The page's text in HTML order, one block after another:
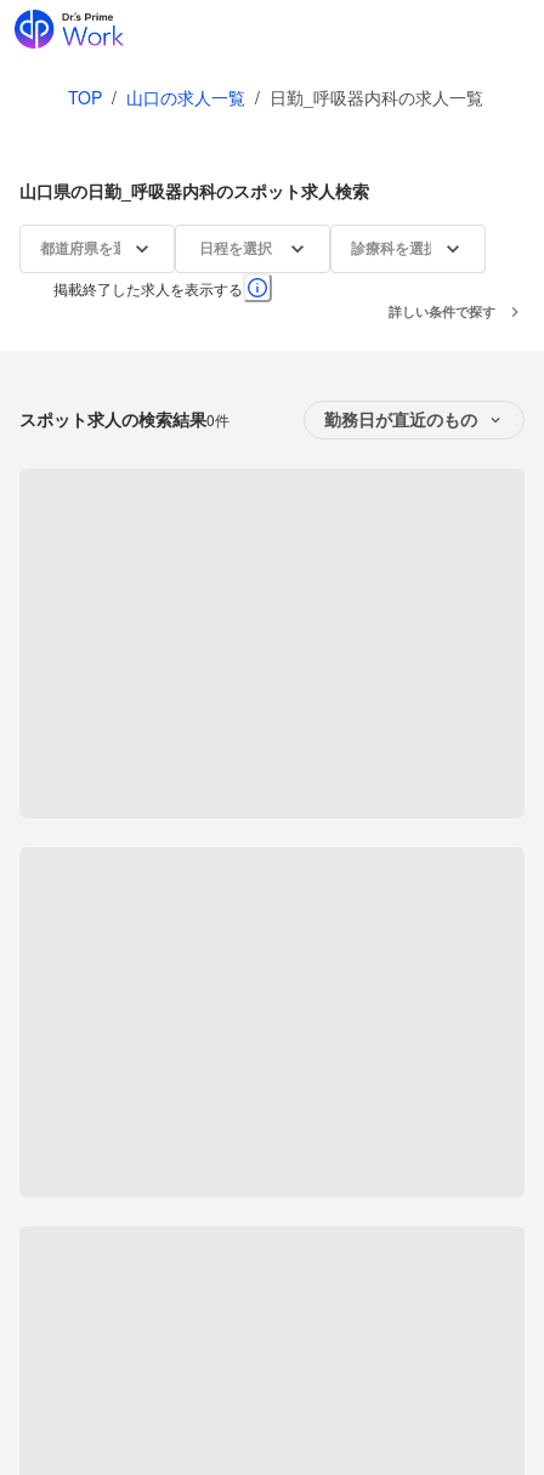
TOP / 山口の求人一覧 / 日勤_呼吸器内科の求人一覧
山口県の日勤_呼吸器内科のスポット求人検索
都道府県を選択 日程を選択 診療科を選択
掲載終了した求人を表示する
詳しい条件で探す
スポット求人の検索結果0件 勤務日が直近のもの